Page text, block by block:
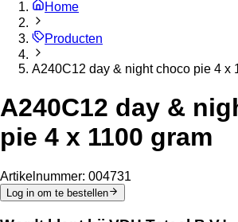
Home
Producten
A240C12 day & night choco pie 4 x
A240C12 day &
pie 4 x 1100 gram
Artikelnummer: 004731
Log in om te bestellen